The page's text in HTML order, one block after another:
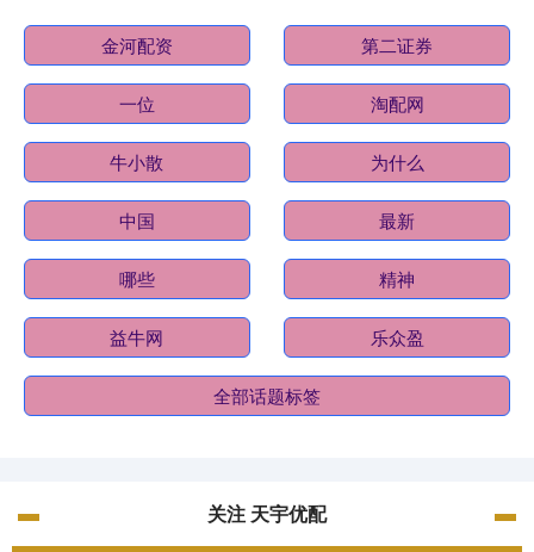
金河配资 第二证券
一位 淘配网
牛小散 为什么
中国 最新
哪些 精神
益牛网 乐众盈
全部话题标签
关注 天宇优配